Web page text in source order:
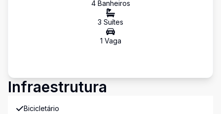
4Banheiros
3 Suítes
1 Vaga
Infraestrutura
Bicicletário